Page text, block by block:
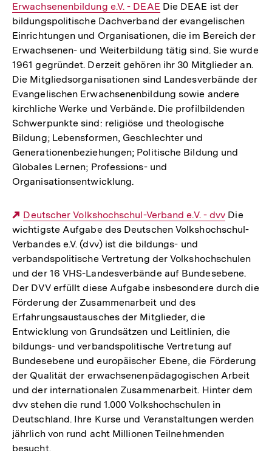
Link:
Erwachsenenbildung e.V. - DEAE Die DEAE ist der
bildungspolitische Dachverband der evangelischen
Einrichtungen und Organisationen, die im Bereich der
Erwachsenen- und Weiterbildung tätig sind. Sie wurde
1961 gegründet. Derzeit gehören ihr 30 Mitglieder an.
Die Mitgliedsorganisationen sind Landesverbände der
Evangelischen Erwachsenenbildung sowie andere
kirchliche Werke und Verbände. Die profilbildenden
Schwerpunkte sind: religiöse und theologische
Bildung; Lebensformen, Geschlechter und
Generationenbeziehungen; Politische Bildung und
Globales Lernen; Professions- und
Organisationsentwicklung.
Externer
Link:
Deutscher Volkshochschul-Verband e.V. - dvv Die
wichtigste Aufgabe des Deutschen Volkshochschul-
Verbandes e.V. (dvv) ist die bildungs- und
verbandspolitische Vertretung der Volkshochschulen
und der 16 VHS-Landesverbände auf Bundesebene.
Der DVV erfüllt diese Aufgabe insbesondere durch die
Förderung der Zusammenarbeit und des
Erfahrungsaustausches der Mitglieder, die
Entwicklung von Grundsätzen und Leitlinien, die
bildungs- und verbandspolitische Vertretung auf
Bundesebene und europäischer Ebene, die Förderung
der Qualität der erwachsenenpädagogischen Arbeit
und der internationalen Zusammenarbeit. Hinter dem
dvv stehen die rund 1.000 Volkshochschulen in
Deutschland. Ihre Kurse und Veranstaltungen werden
jährlich von rund acht Millionen Teilnehmenden
besucht.